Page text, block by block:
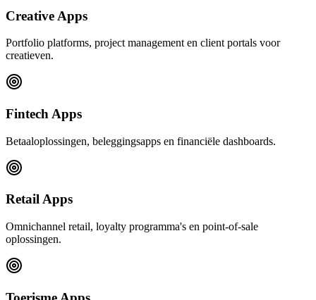
Creative Apps
Portfolio platforms, project management en client portals voor
creatieven.
Fintech Apps
Betaaloplossingen, beleggingsapps en financiële dashboards.
Retail Apps
Omnichannel retail, loyalty programma's en point-of-sale
oplossingen.